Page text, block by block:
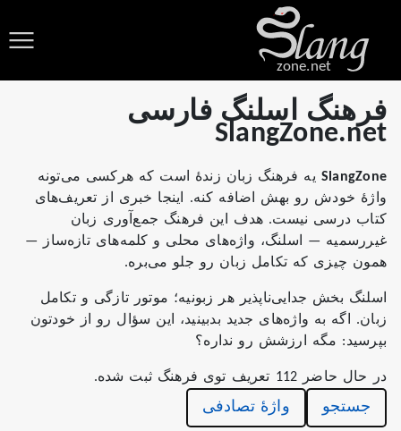
zone.net
فرهنگ اسلنگ فارسی
SlangZone.net
SlangZone یه فرهنگ زبان زندهٔ است که هرکسی می‌تونه
واژهٔ خودش رو بهش اضافه کنه. اینجا خبری از تعریف‌های
کتاب درسی نیست. هدف این فرهنگ جمع‌آوری زبان
غیررسمیه — اسلنگ، واژه‌های محلی و کلمه‌های تازه‌ساز —
همون چیزی که تکامل زبان رو جلو می‌بره.
اسلنگ بخش جدایی‌ناپذیر هر زبونیه؛ موتور تازگی و تکامل
زبان. اگه به واژه‌های جدید بدبینید، این سؤال رو از خودتون
بپرسید: مگه ارزشش رو نداره؟
در حال حاضر 112 تعریف توی فرهنگ ثبت شده.
جستجو واژهٔ تصادفی